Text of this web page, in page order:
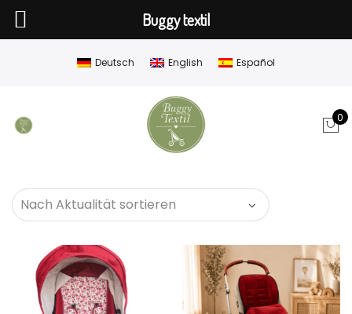
Deutsch English Español
0
Buggy textil